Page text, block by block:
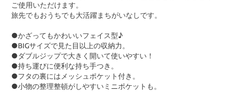
ご使用いただけます。
旅先でもおうちでも大活躍まちがいなしです。
●かざってもかわいいフェイス型♪
●BIGサイズで見た目以上の収納力。
●ダブルジップで大きく開いて使いやすい！
●持ち運びに便利な持ち手つき。
●フタの裏にはメッシュポケット付き。
●小物の整理整頓がしやすいミニポケットも。